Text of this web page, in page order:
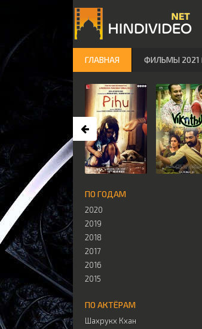
ПО ГОДАМ
2020
2019
2018
2017
2016
2015
ПО АКТЁРАМ
Шахрукх Кхан
ГЛАВНАЯ ФИЛЬМЫ 2021